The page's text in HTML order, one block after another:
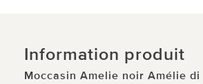
Information produit
Moccasin Amelie noir Amélie di